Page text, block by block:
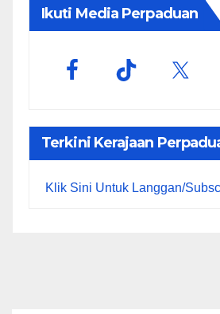
Ikuti Media Perpaduan
Terkini Kerajaan
Klik Sini Untuk Langgan/